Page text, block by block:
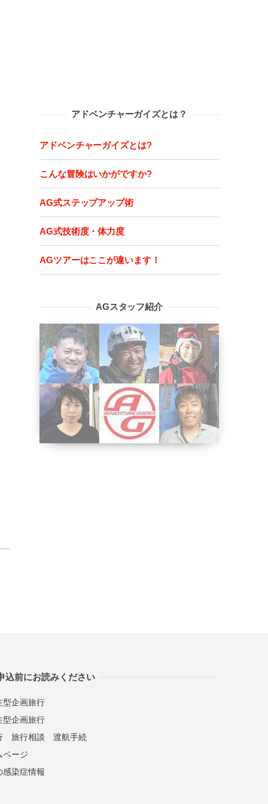
アドベンチャーガイズとは？
アドベンチャーガイズとは?
こんな冒険はいかがですか?
AG式ステップアップ術
AG式技術度・体力度
AGツアーはここが違います！
AGスタッフ紹介
込前にお読みください
型企画旅行
型企画旅行
旅行相談
渡航手続
ページ
感染症情報